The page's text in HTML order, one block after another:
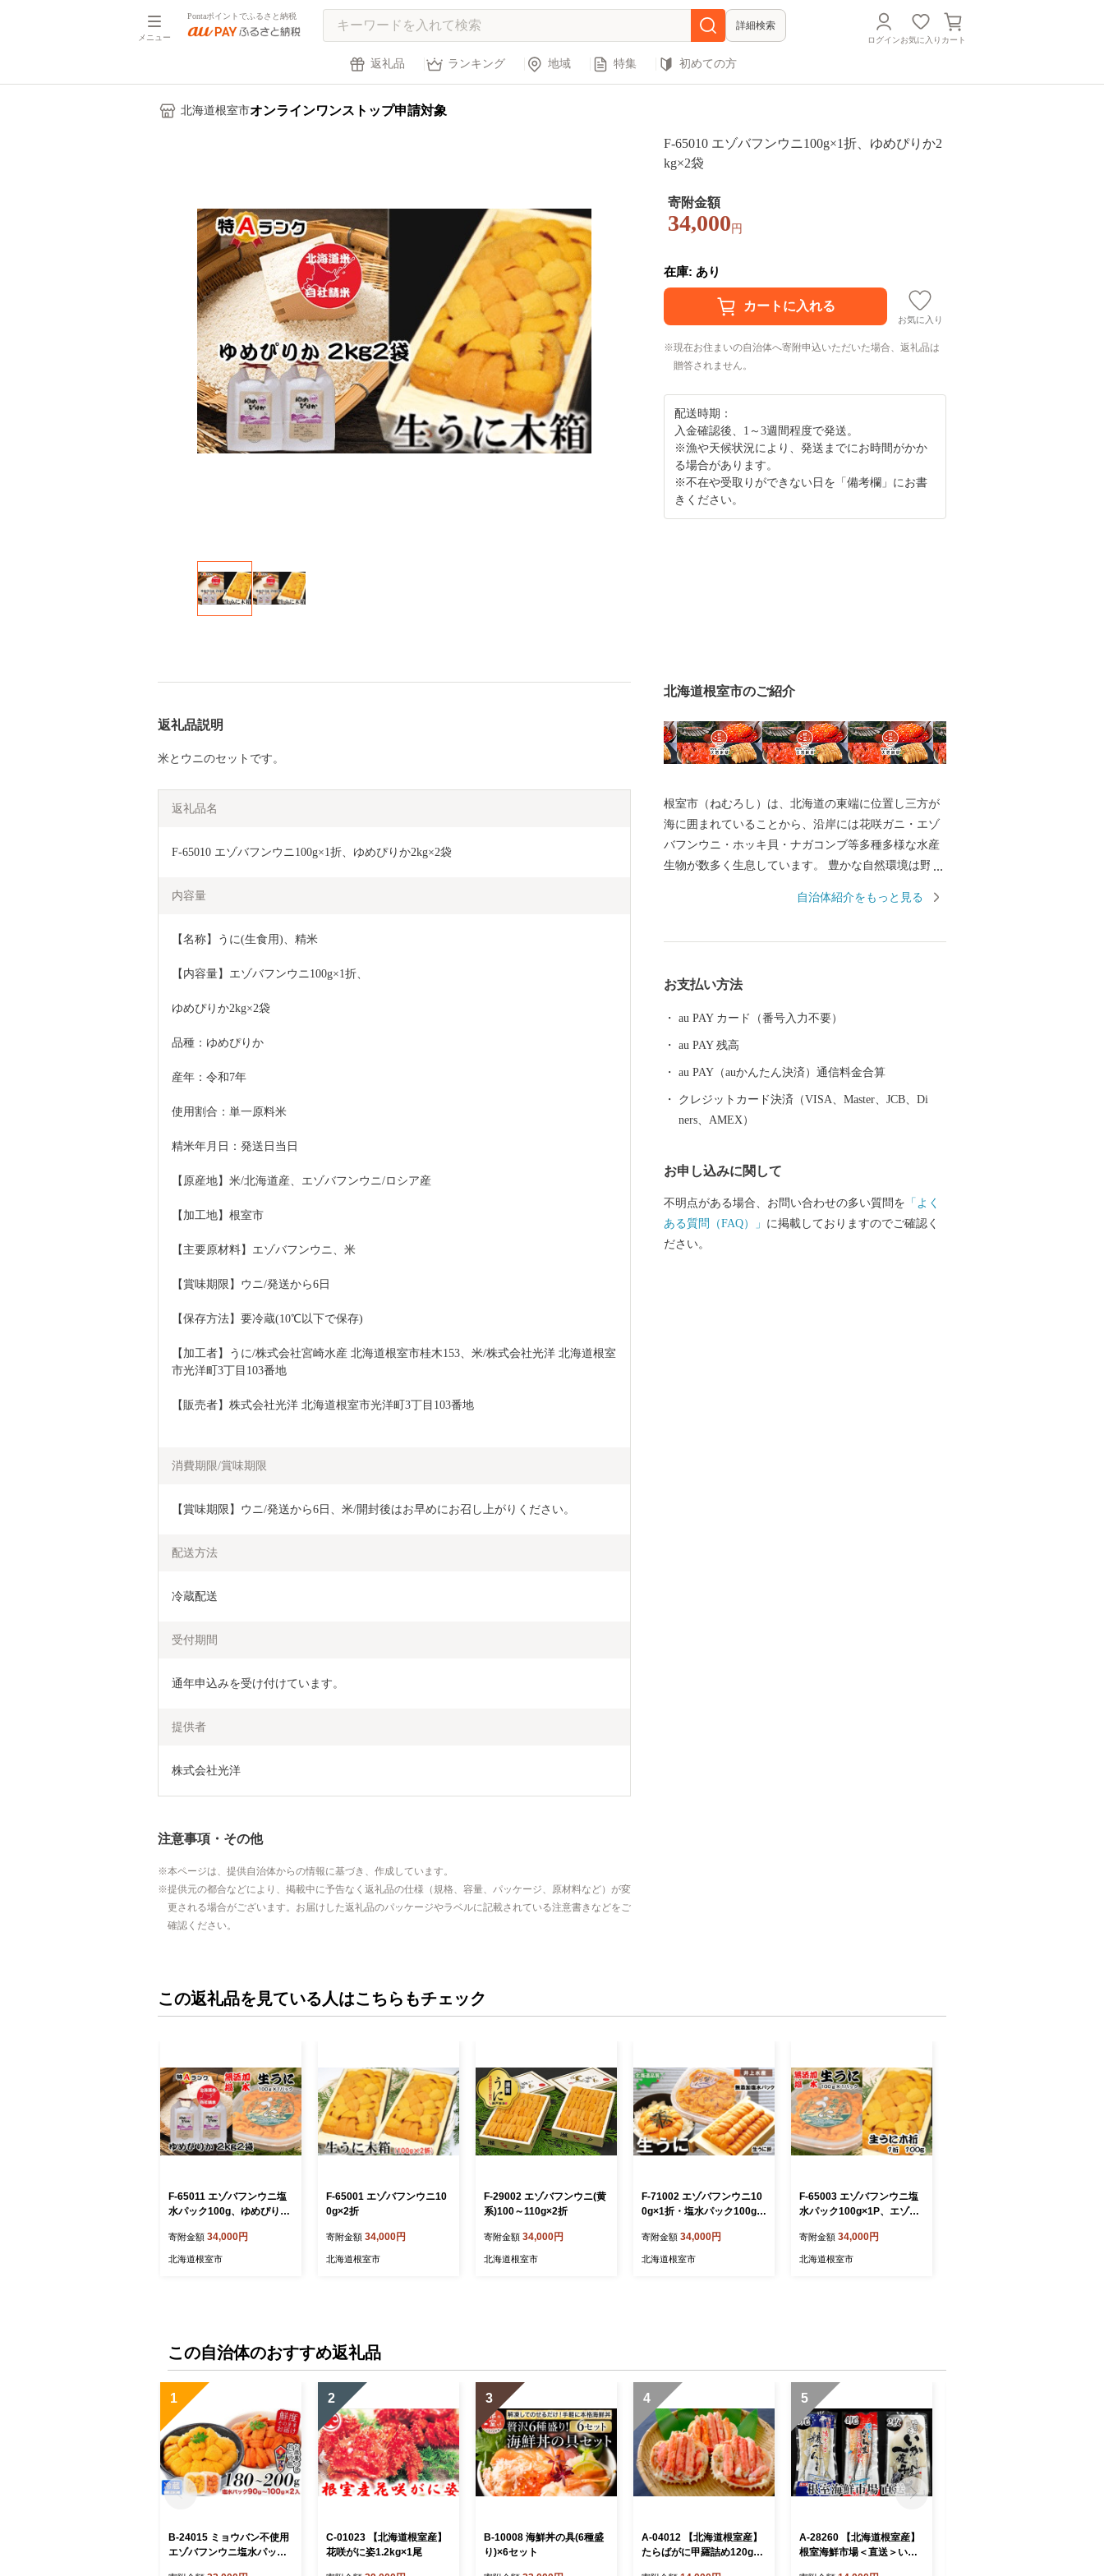
メニュー
Pontaポイントでふるさと納税
詳細検索
ログインお気に入り カート
返礼品 ランキング 地域 特集 初めての方
北海道根室市オンラインワンストップ申請対象
F-65010 エゾバフンウニ100g×1折、ゆめぴりか2
kg×2袋
寄附金額
34,000 円
在庫: あり
お気に入り
現在お住まいの自治体へ寄附申込いただいた場合、返礼品は
贈答されません。
配送時期：
入金確認後、1～3週間程度で発送。
※漁や天候状況により、発送までにお時間がかか
る場合があります。
※不在や受取りができない日を「備考欄」にお書
きください。
返礼品説明
米とウニのセットです。
返礼品名
F-65010 エゾバフンウニ100g×1折、ゆめぴりか2kg×2袋
内容量
【名称】うに(生食用)、精米
【内容量】エゾバフンウニ100g×1折、
ゆめぴりか2kg×2袋
品種：ゆめぴりか
産年：令和7年
使用割合：単一原料米
精米年月日：発送日当日
【原産地】米/北海道産、エゾバフンウニ/ロシア産
【加工地】根室市
【主要原材料】エゾバフンウニ、米
【賞味期限】ウニ/発送から6日
【保存方法】要冷蔵(10℃以下で保存)
【加工者】うに/株式会社宮崎水産 北海道根室市桂木153、米/株式会社光洋 北海道根室
市光洋町3丁目103番地
【販売者】株式会社光洋 北海道根室市光洋町3丁目103番地
消費期限/賞味期限
【賞味期限】ウニ/発送から6日、米/開封後はお早めにお召し上がりください。
配送方法
冷蔵配送
受付期間
通年申込みを受け付けています。
提供者
株式会社光洋
注意事項・その他
本ページは、提供自治体からの情報に基づき、作成しています。
提供元の都合などにより、掲載中に予告なく返礼品の仕様（規格、容量、パッケージ、原材料など）が変
更される場合がございます。お届けした返礼品のパッケージやラベルに記載されている注意書きなどをご
確認ください。
北海道根室市のご紹介
根室市（ねむろし）は、北海道の東端に位置し三方が
海に囲まれていることから、沿岸には花咲ガニ・エゾ
バフンウニ・ホッキ貝・ナガコンブ等多種多様な水産
生物が数多く生息しています。 豊かな自然環境は野鳥
る約330種の野鳥が観測でき、風蓮湖、春国岱、長節湖
を相手にする北海道ならではのアクティビティも人気
の早期返還を願い、市民一丸となって世論の先頭に立
ち、運動を展開しています。 まちの再生・発展のため
には解決しなければならない課題が非常に山積してい
自治体紹介をもっと見る
お支払い方法
au PAY カード（番号入力不要）
au PAY 残高
au PAY（auかんたん決済）通信料金合算
クレジットカード決済（VISA、Master、JCB、Di
ners、AMEX）
お申し込みに関して
不明点がある場合、お問い合わせの多い質問を 「よく
ある質問（FAQ）」 に掲載しておりますのでご確認く
ださい。
この返礼品を見ている人はこちらもチェック
F-65011 エゾバフンウニ塩
水パック100g、ゆめぴりか
送]
寄附金額 34,000円
北海道根室市
F-65001 エゾバフンウニ10
0g×2折
寄附金額 34,000円
北海道根室市
F-29002 エゾバフンウニ(黄
系)100～110g×2折
寄附金額 34,000円
北海道根室市
F-71002 エゾバフンウニ10
0g×1折・塩水パック100g×
寄附金額 34,000円
北海道根室市
F-65003 エゾバフンウニ塩
水パック100g×1P、エゾバ
旬以降発送]
寄附金額 34,000円
北海道根室市
この自治体のおすすめ返礼品
1
B-24015 ミョウバン不使用
エゾバフンウニ塩水パック9
2
C-01023 【北海道根室産】
花咲がに姿1.2kg×1尾
3
B-10008 海鮮丼の具(6種盛
り)×6セット
4
A-04012 【北海道根室産】
たらばがに甲羅詰め120g×3
5
A-28260 【北海道根室産】
根室海鮮市場＜直送＞いか